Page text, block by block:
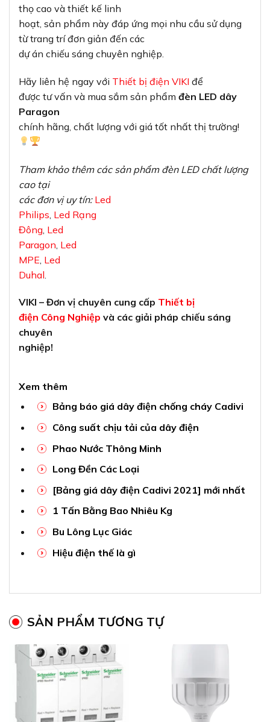
thọ cao và thiết kế linh
hoạt, sản phẩm này đáp ứng mọi nhu cầu sử dụng
từ trang trí đơn giản đến các
dự án chiếu sáng chuyên nghiệp.
Hãy liên hệ ngay với Thiết bị điện VIKI để
được tư vấn và mua sắm sản phẩm đèn LED dây
Paragon
chính hãng, chất lượng với giá tốt nhất thị trường!
Tham khảo thêm các sản phẩm đèn LED chất lượng
cao tại
các đơn vị uy tín: Led
Philips Led Rạng
Đông Led
Paragon Led
MPE Led
Duhal
VIKI – Đơn vị chuyên cung cấp Thiết bị
điện Công Nghiệp và các giải pháp chiếu sáng
chuyên
nghiệp!
Xem thêm
Bảng báo giá dây điện chống cháy Cadivi
Công suất chịu tải của dây điện
Phao Nước Thông Minh
Long Đền Các Loại
[Bảng giá dây điện Cadivi 2021] mới nhất
1 Tấn Bằng Bao Nhiêu Kg
Bu Lông Lục Giác
Hiệu điện thế là gì
SẢN PHẨM TƯƠNG TỰ